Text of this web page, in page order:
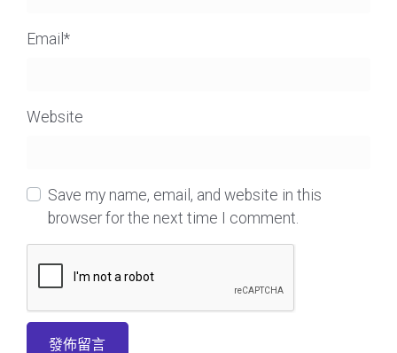
Email *
Website
Save my name, email, and website in this
browser for the next time I comment.